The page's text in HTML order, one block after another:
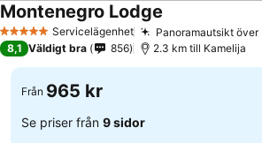
5 Stjärnor Servicelägenhet Panoramautsikt
Montenegro Lodge
8,1 Väldigt bra 856 2.3 km till Kamelija
Från 965 kr
Se priser från 9 sidor